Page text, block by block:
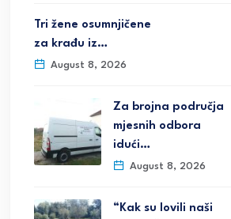
Tri žene osumnjičene
za krađu iz…
August 8, 2026
Za brojna područja
mjesnih odbora
idući…
August 8, 2026
“Kak su lovili naši